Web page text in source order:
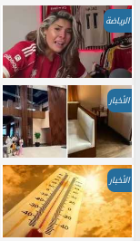
الرياضة
الأخبار
الأخبار